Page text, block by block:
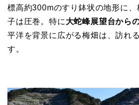
標高約300mのすり鉢状の地形に
子は圧巻。特に 大蛇峰展望台から
平洋を背景に広がる梅畑は、訪れ
す。